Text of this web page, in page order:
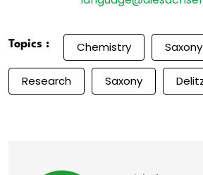
Topics : Chemistry
Research Saxony